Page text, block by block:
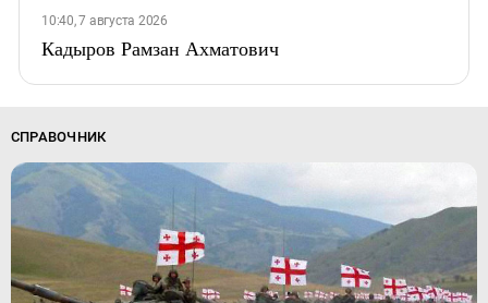
10:40, 7 августа 2026
Кадыров Рамзан Ахматович
СПРАВОЧНИК